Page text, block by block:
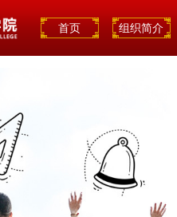
首页 组织简介